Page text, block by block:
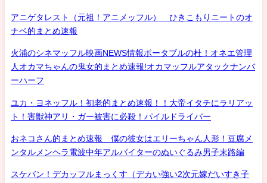
アニゲタレスト（元祖！アニメッフル） ひきこもりニートのオ
ナベ的まとめ速報
火浦のシネマッフル映画NEWS情報ポータブルの杜！オネエ管理
人オカマちゃんの鬼女的まとめ速報!オカマッフルアタックナンバ
ーハーフ
ユカ・ヨネッフル！初老的まとめ速報！！大帝イタチにラリアッ
ト！害獣神アリ・ガー被害に必殺！パイルドライバー
おネコさん的まとめ速報 僕の彼女はエリーちゃん人形！豆腐メ
ンタルメンヘラ電波中年アルバイターのぬいぐるみ男子末路編
スケバン！デカッフルまっくす（デカい強い2次元嫁だいすき子